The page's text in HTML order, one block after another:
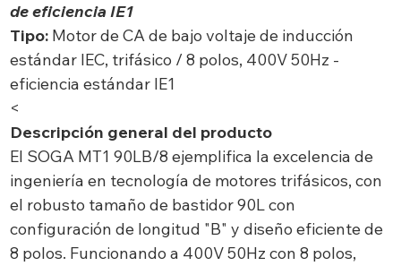
de eficiencia IE1
Tipo:Motor de CA de bajo voltaje de inducción
estándar IEC, trifásico / 8 polos, 400V 50Hz -
eficiencia estándar IE1
<
Descripción general del producto
El SOGA MT1 90LB/8 ejemplifica la excelencia de
ingeniería en tecnología de motores trifásicos, con
el robusto tamaño de bastidor 90L con
configuración de longitud "B" y diseño eficiente de
8 polos. Funcionando a 400V 50Hz con 8 polos,